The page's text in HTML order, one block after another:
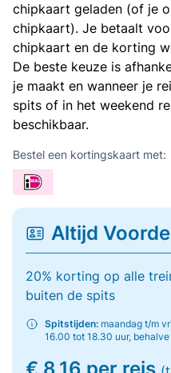
chipkaart geladen (of je
chipkaart). Je betaalt
chipkaart en de korting
De beste keuze is
je maakt en wanneer je
spits of in het weekend
beschikbaar.
Bestel een kortingskaart met:
Altijd
20% korting op alle
buiten de spits
Spitstijden: maandag t/m
16.00 tot 18.30 uur,